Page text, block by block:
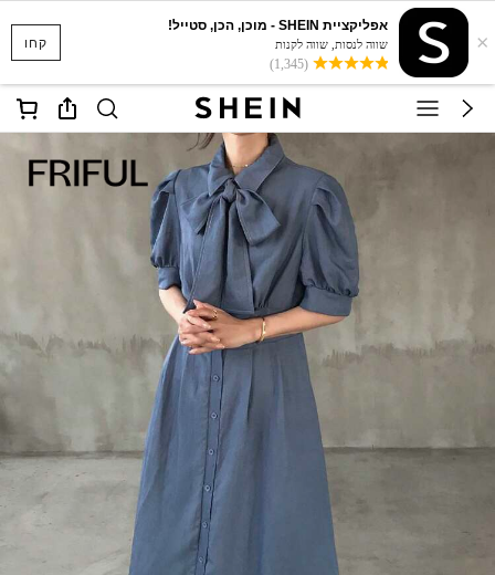
קחו ×
אפליקציית SHEIN - מוכן, הכן, סטייל!
שווה לנסות, שווה לקנות
(1,345)